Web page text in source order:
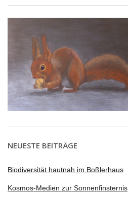
NEUESTE BEITRÄGE
Biodiversität hautnah im Boßlerhaus
Kosmos-Medien zur Sonnenfinsternis